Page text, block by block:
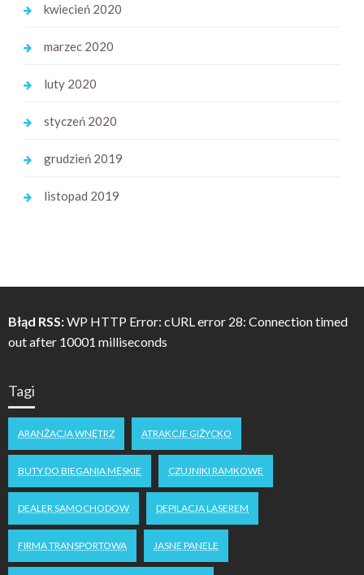
kwiecień 2020
marzec 2020
luty 2020
styczeń 2020
grudzień 2019
listopad 2019
Błąd RSS:WP HTTP Error: cURL error 28: Connection timed
out after 10001 milliseconds
Tagi
ARANŻACJA WNĘTRZ ATRAKCJE GIŻYCKO
BUTY DO BIEGANIA MĘSKIE CZUJNIKI RAMKOWE
DEALER SAMOCHODOW DEPILACJA LASEREM
FIRMA TRANSPORTOWA JASNE PANELE